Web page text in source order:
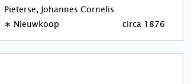
Pieterse, Johannes Cornelis
∗ Nieuwkoop circa 1876